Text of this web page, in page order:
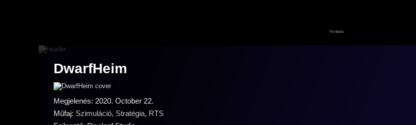
DwarfHeim
Megjelenés: 2020. October 22.
Műfaj: Szimuláció, Stratégia, RTS